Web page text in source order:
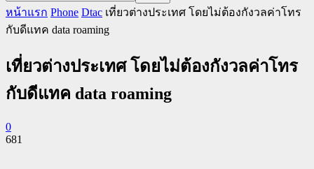
หน้าแรก Phone Dtac เที่ยวต่างประเทศ โดยไม่ต้องกังวลค่าโทร
กับดีแทค data roaming
เที่ยวต่างประเทศ โดยไม่ต้องกังวลค่าโทร
กับดีแทค data roaming
0
681